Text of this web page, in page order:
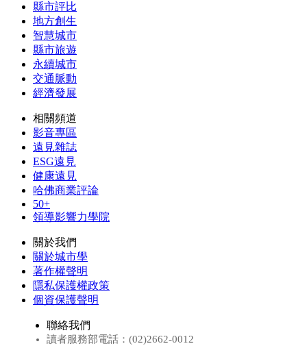
縣市評比
地方創生
智慧城市
縣市旅遊
永續城市
交通脈動
經濟發展
相關頻道
影音專區
遠見雜誌
ESG遠見
健康遠見
哈佛商業評論
50+
領導影響力學院
關於我們
關於城市學
著作權聲明
隱私保護權政策
個資保護聲明
聯絡我們
讀者服務部電話：(02)2662-0012